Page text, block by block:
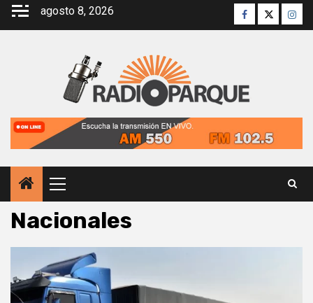
Saltar
agosto 8, 2026 Facebook
Twitter
Menú
principal
Nacionales